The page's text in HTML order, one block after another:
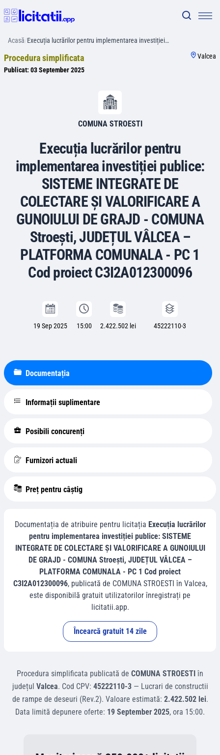
Acasă/Execuția lucrărilor pentru implementarea investiției…
Procedura simplificata
Publicat: 03 September 2025
Valcea
COMUNA STROESTI
Execuția lucrărilor pentru
implementarea investiției publice:
SISTEME INTEGRATE DE
COLECTARE ȘI VALORIFICARE A
GUNOIULUI DE GRAJD - COMUNA
Stroești, JUDEȚUL VÂLCEA –
PLATFORMA COMUNALA - PC 1
Cod proiect C3I2A012300096
19 Sep 2025 15:00 2.422.502 lei 45222110-3
Documentația
Informații suplimentare
Posibili concurenți
Furnizori actuali
Preț pentru câștig
Documentația de atribuire pentru licitația Execuția lucrărilor
pentru implementarea investiției publice: SISTEME
INTEGRATE DE COLECTARE ȘI VALORIFICARE A GUNOIULUI
DE GRAJD - COMUNA Stroești, JUDEȚUL VÂLCEA –
PLATFORMA COMUNALA - PC 1 Cod proiect
C3I2A012300096, publicată de COMUNA STROESTI în Valcea,
este disponibilă gratuit utilizatorilor înregistrați pe
licitatii.app.
Încearcă gratuit 14 zile
Procedura simplificata publicată de COMUNA STROESTI în
județul Valcea. Cod CPV: 45222110-3— Lucrari de constructii
de rampe de deseuri (Rev.2). Valoare estimată: 2.422.502 lei.
Data limită depunere oferte: 19 September 2025, ora 15:00.